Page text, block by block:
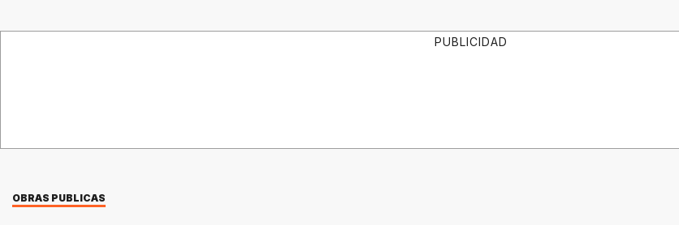
PUBLICIDAD
OBRAS PUBLICAS